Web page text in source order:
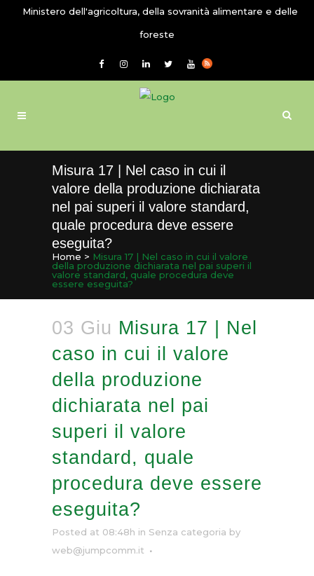
Ministero dell'agricoltura, della sovranità alimentare e delle
foreste
Misura 17 | Nel caso in cui il
valore della produzione dichiarata
nel pai superi il valore standard,
quale procedura deve essere
eseguita?
Home > Misura 17 | Nel caso in cui il valore
della produzione dichiarata nel pai superi il
valore standard, quale procedura deve
essere eseguita?
03 Giu Misura 17 | Nel
caso in cui il valore
della produzione
dichiarata nel pai
superi il valore
standard, quale
procedura deve essere
eseguita?
Posted at 08:48h in Senza categoria by
web@jumpcomm.it